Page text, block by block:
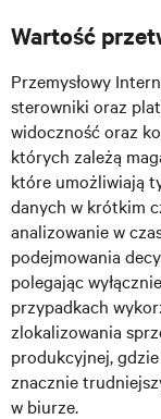
Wartość
Przemysłowy
sterowniki oraz
widoczność oraz
których zależą
które umożliwiają
danych w krótkim
analizowanie w
podejmowania
polegając
przypadkach
zlokalizowania
produkcyjnej,
znacznie
w biurze.